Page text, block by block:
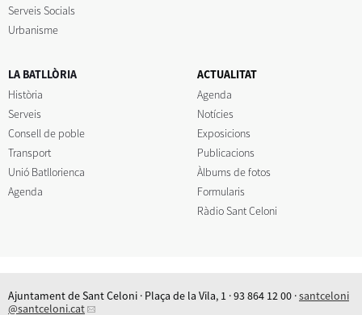
Serveis Socials
Urbanisme
LA BATLLÒRIA
Història
Serveis
Consell de poble
Transport
Unió Batllorienca
Agenda
ACTUALITAT
Agenda
Notícies
Exposicions
Publicacions
Àlbums de fotos
Formularis
Ràdio Sant Celoni
Ajuntament de Sant Celoni · Plaça de la Vila, 1 · 93 864 12 00 ·santceloni
@santceloni.cat